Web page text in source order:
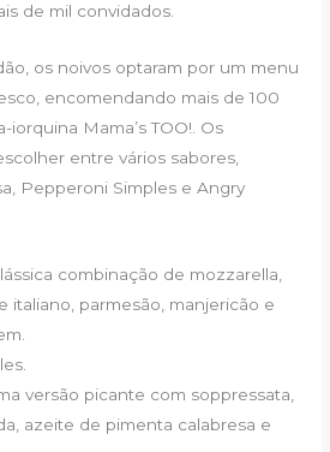
de mil convidados.
os noivos optaram por um menu
encomendando mais de 100
iorquina Mama’s TOO!. Os
entre vários sabores,
Pepperoni Simples e Angry
combinação de mozzarella,
italiano, parmesão, manjericão e
versão picante com soppressata,
azeite de pimenta calabresa e